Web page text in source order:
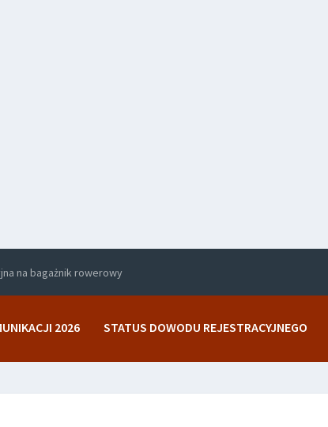
na bagażnik rowerowy
2026 STATUS DOWODU REJESTRACYJNEGO